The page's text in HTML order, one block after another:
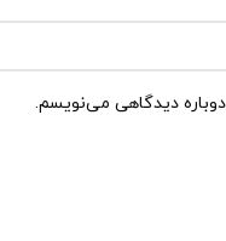
دیدگاهی می‌نویسم.